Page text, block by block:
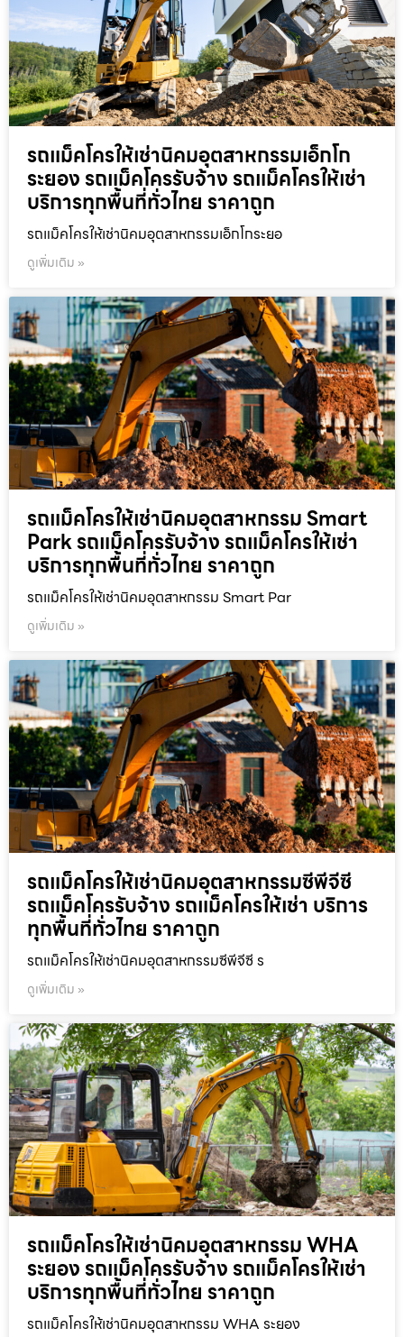
รถแม็คโครให้เช่านิคมอุตสาหกรรมเอ็กโก
ระยอง รถแม็คโครรับจ้าง รถแม็คโครให้เช่า
บริการทุกพื้นที่ทั่วไทย ราคาถูก
รถแม็คโครให้เช่านิคมอุตสาหกรรมเอ็กโกระยอ
ดูเพิ่มเติม »
รถแม็คโครให้เช่านิคมอุตสาหกรรม Smart
Park รถแม็คโครรับจ้าง รถแม็คโครให้เช่า
บริการทุกพื้นที่ทั่วไทย ราคาถูก
รถแม็คโครให้เช่านิคมอุตสาหกรรม Smart Par
ดูเพิ่มเติม »
รถแม็คโครให้เช่านิคมอุตสาหกรรมซีพีจีซี
รถแม็คโครรับจ้าง รถแม็คโครให้เช่า บริการ
ทุกพื้นที่ทั่วไทย ราคาถูก
รถแม็คโครให้เช่านิคมอุตสาหกรรมซีพีจีซี ร
ดูเพิ่มเติม »
รถแม็คโครให้เช่านิคมอุตสาหกรรม WHA
ระยอง รถแม็คโครรับจ้าง รถแม็คโครให้เช่า
บริการทุกพื้นที่ทั่วไทย ราคาถูก
รถแม็คโครให้เช่านิคมอุตสาหกรรม WHA ระยอง